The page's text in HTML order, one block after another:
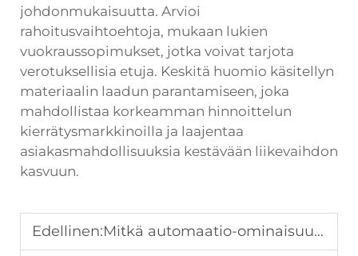
johdonmukaisuutta. Arvioi
rahoitusvaihtoehtoja, mukaan lukien
vuokraussopimukset, jotka voivat tarjota
verotuksellisia etuja. Keskitä huomio käsitellyn
materiaalin laadun parantamiseen, joka
mahdollistaa korkeamman hinnoittelun
kierrätysmarkkinoilla ja laajentaa
asiakasmahdollisuuksia kestävään liikevaihdon
kasvuun.
Edellinen:Mitkä automaatio-ominaisuudet parantavat muovin kierrätyskoneita?